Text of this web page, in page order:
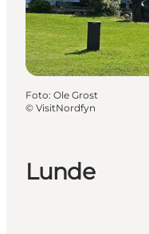
For børn
Lunde
Foto: Ole Grost
© VisitNordfyn